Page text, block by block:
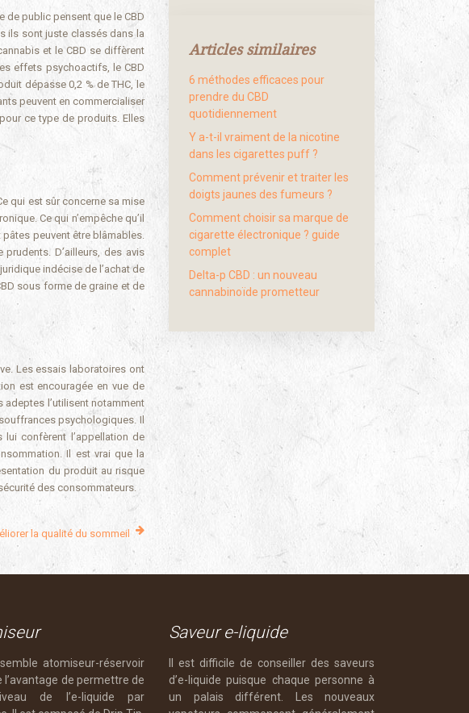
de public pensent que le CBD
ils sont juste classés dans la
et le CBD se diffèrent
effets psychoactifs, le CBD
dépasse 0,2 % de THC, le
peuvent en commercialiser
ce type de produits. Elles
qui est sûr concerne sa mise
Ce qui n’empêche qu’il
peuvent être blâmables.
D’ailleurs, des avis
indécise de l’achat de
sous forme de graine et de
Les essais laboratoires ont
est encouragée en vue de
adeptes l’utilisent notamment
psychologiques. Il
confèrent l’appellation de
Il est vrai que la
du produit au risque
des consommateurs.
la qualité du sommeil
Articles similaires
6 méthodes efficaces pour
prendre du CBD
quotidiennement
Y a-t-il vraiment de la nicotine
dans les cigarettes puff ?
Comment prévenir et traiter les
doigts jaunes des fumeurs ?
Comment choisir sa marque de
cigarette électronique ? guide
complet
Delta-p CBD : un nouveau
cannabinoïde prometteur
atomiseur-réservoir
l’avantage de permettre de
de l’e-liquide par
Saveur e-liquide
Il est difficile de conseiller des saveurs
d’e-liquide puisque chaque personne à
un palais différent. Les nouveaux